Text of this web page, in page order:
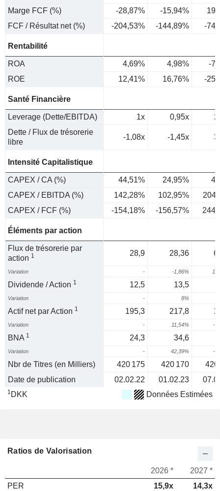
Marge FCF (%)
-28,87% -15,94%
FCF / Résultat net (%)
-204,53% -144,89% -
Rentabilité
ROA 4,69% 4,98%
-
ROE
12,41% 16,76% -
Santé Financière
Leverage (Dette/EBITDA) 1x 0,95x
Dette / Flux de trésorerie
libre
-1,08x -1,45x
Intensité Capitalistique
CAPEX / CA (%) 44,51% 24,95%
CAPEX / EBITDA (%)
142,28% 102,95%
CAPEX / FCF (%)
-154,18% -156,57%
Éléments par action
Flux de trésorerie par
action 1 28,9 28,36
Variation - -1,86%
Dividende / Action 1 12,5 13,5
Variation - 8%
Actif net par Action 1 195,3 217,8
Variation - 11,54% -
BNA 1 24,3 34,6
Variation - 42,39% -
Nbr de Titres (en Milliers) 420 175 420 170
420
Date de publication
02.02.22 01.02.23
1 DKK Données Estimées
Ratios de Valorisation
2026 *
2027 *
PER
15,9x 14,3x